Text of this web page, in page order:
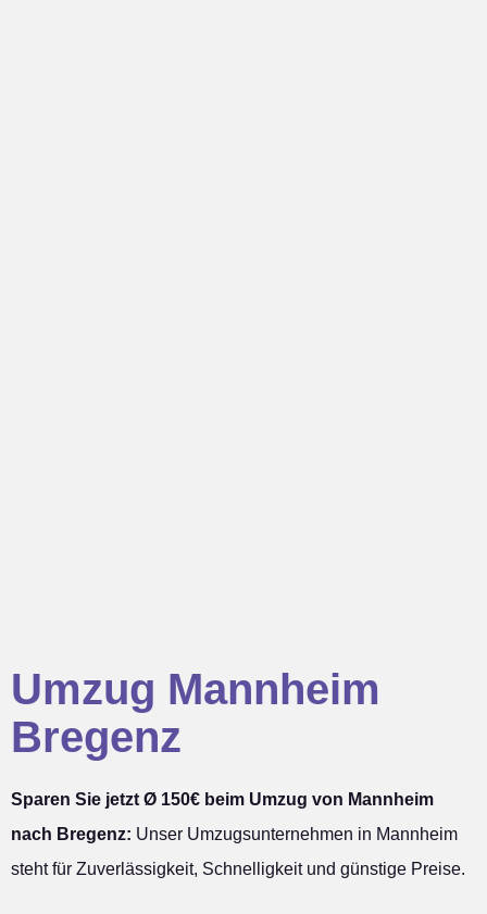
Umzug Mannheim
Bregenz
Sparen Sie jetzt Ø 150€ beim Umzug von Mannheim
nach Bregenz: Unser Umzugsunternehmen in Mannheim
steht für Zuverlässigkeit, Schnelligkeit und günstige Preise.